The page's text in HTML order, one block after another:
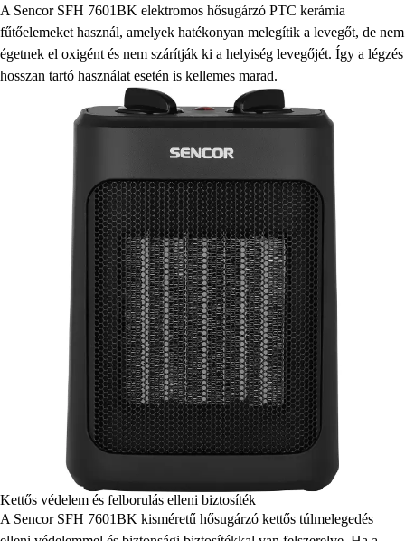
A Sencor SFH 7601BK elektromos hősugárzó PTC kerámia
fűtőelemeket használ, amelyek hatékonyan melegítik a levegőt, de nem
égetnek el oxigént és nem szárítják ki a helyiség levegőjét. Így a légzés
hosszan tartó használat esetén is kellemes marad.
Kettős védelem és felborulás elleni biztosíték
A Sencor SFH 7601BK kisméretű hősugárzó kettős túlmelegedés